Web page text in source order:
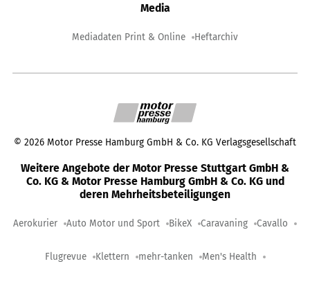
Media
Mediadaten Print & Online Heftarchiv
© 2026 Motor Presse Hamburg GmbH & Co. KG Verlagsgesellschaft
Weitere Angebote der Motor Presse Stuttgart GmbH &
Co. KG & Motor Presse Hamburg GmbH & Co. KG und
deren Mehrheitsbeteiligungen
Aerokurier Auto Motor und Sport BikeX Caravaning Cavallo
Flugrevue Klettern mehr-tanken Men's Health